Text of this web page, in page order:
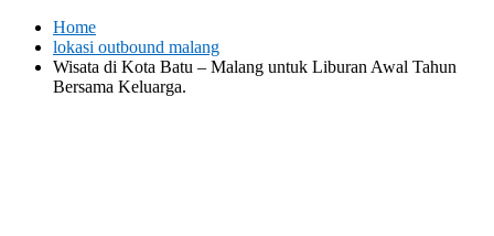
Skip
content
Home
lokasi outbound malang
Wisata di Kota Batu – Malang untuk Liburan Awal Tahun
Bersama Keluarga.